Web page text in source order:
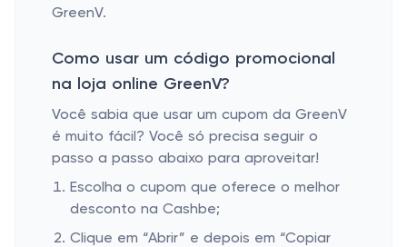
GreenV.
Como usar um código promocional
na loja online GreenV?
Você sabia que usar um cupom da GreenV
é muito fácil? Você só precisa seguir o
passo a passo abaixo para aproveitar!
Escolha o cupom que oferece o melhor
desconto na Cashbe;
Clique em “Abrir” e depois em “Copiar